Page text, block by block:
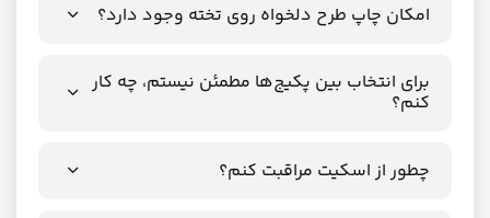
امکان چاپ طرح دلخواه روی تخته وجود دارد؟
برای انتخاب بین پکیج‌ها مطمئن نیستم، چه کار
کنم؟
چطور از اسکیت مراقبت کنم؟